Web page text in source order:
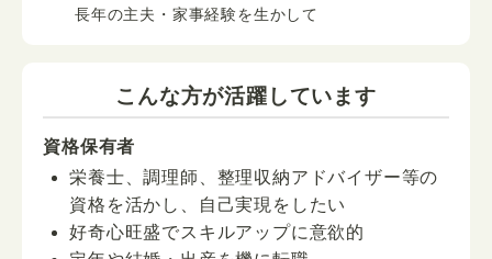
長年の主夫・家事経験を生かして
こんな方が活躍しています
資格保有者
栄養士、調理師、整理収納アドバイザー等の
資格を活かし、自己実現をしたい
好奇心旺盛でスキルアップに意欲的